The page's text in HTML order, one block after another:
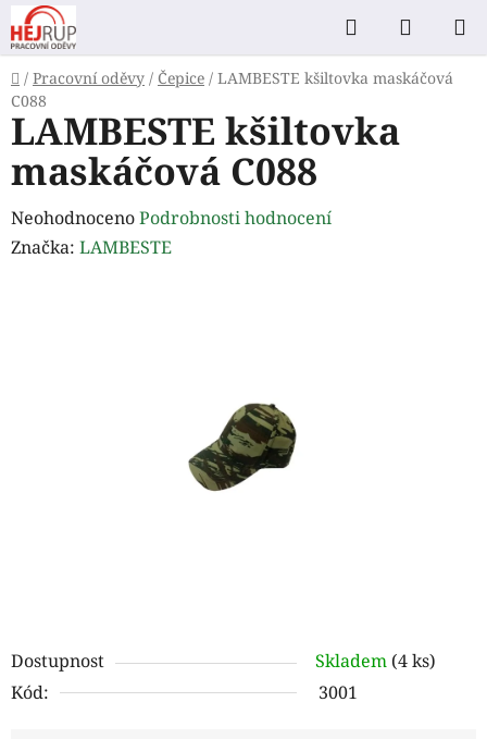
Přejít
na
obsah
Hledat
KOŠÍK
Domů
/ Pracovní oděvy / Čepice / LAMBESTE kšiltovka maskáčová
C088
Dostupnost Skladem (4 ks)
Kód:
3001
LAMBESTE kšiltovka
maskáčová C088
Průměrné
hodnocení
NeohodnocenoPodrobnosti hodnocení
Značka: LAMBESTE